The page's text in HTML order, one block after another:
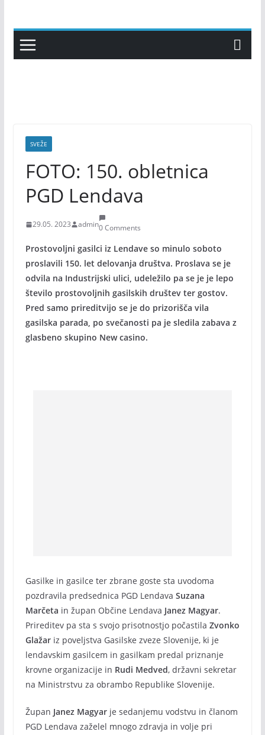
content
SVEŽE
FOTO: 150. obletnica
PGD Lendava
29.05. 2023 admin0 Comments
Prostovoljni gasilci iz Lendave so minulo soboto
proslavili 150. let delovanja društva. Proslava se je
odvila na Industrijski ulici, udeležilo pa se je je lepo
število prostovoljnih gasilskih društev ter gostov.
Pred samo prireditvijo se je do prizorišča vila
gasilska parada, po svečanosti pa je sledila zabava z
glasbeno skupino New casino.
Gasilke in gasilce ter zbrane goste sta uvodoma
pozdravila predsednica PGD Lendava Suzana
Marčeta in župan Občine Lendava Janez Magyar.
Prireditev pa sta s svojo prisotnostjo počastila Zvonko
Glažariz poveljstva Gasilske zveze Slovenije, ki je
lendavskim gasilcem in gasilkam predal priznanje
krovne organizacije in Rudi Medved, državni sekretar
na Ministrstvu za obrambo Republike Slovenije.
Župan Janez Magyarje sedanjemu vodstvu in članom
PGD Lendava zaželel mnogo zdravja in volje pri